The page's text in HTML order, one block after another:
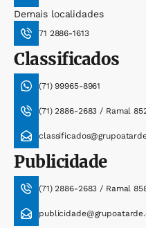
Demais localidades
71 2886-1613
Classificados
(71) 99965-8961
(71) 2886-2683 / Ramal
Publicidade
(71) 2886-2683 / Ramal